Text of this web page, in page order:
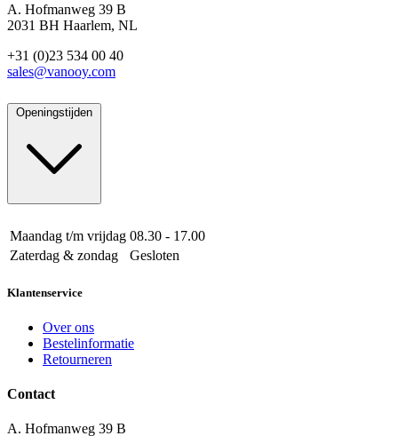
A. Hofmanweg 39 B
2031 BH Haarlem, NL
+31 (0)23 534 00 40
sales@vanooy.com
Openingstijden
Maandag t/m vrijdag 08.30 - 17.00
Zaterdag & zondag
Gesloten
Klantenservice
Over ons
Bestelinformatie
Retourneren
Contact
A. Hofmanweg 39 B